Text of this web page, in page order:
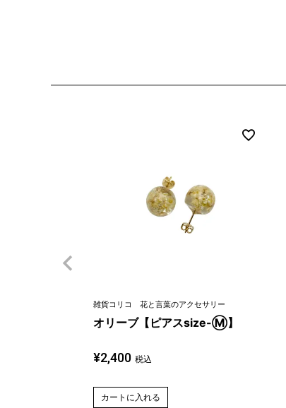
雑貨コリコ 花と言葉のアクセサリー
オリーブ【ピアスsize-Ⓜ】
¥2,400 税込
カートに入れる